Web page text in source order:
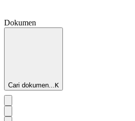
Dokumen
Cari dokumen...K